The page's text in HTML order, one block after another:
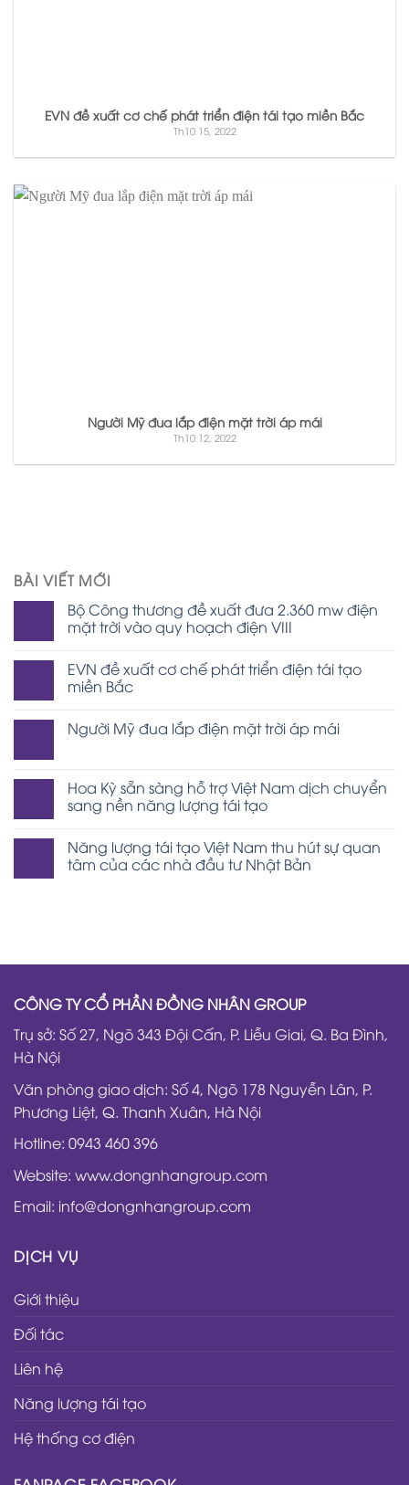
EVN đề xuất cơ chế phát triển điện tái tạo miền Bắc
Th10 15, 2022
Người Mỹ đua lắp điện mặt trời áp mái
Th10 12, 2022
BÀI VIẾT MỚI
Bộ Công thương đề xuất đưa 2.360 mw điện
mặt trời vào quy hoạch điện VIII
EVN đề xuất cơ chế phát triển điện tái tạo
miền Bắc
Người Mỹ đua lắp điện mặt trời áp mái
Hoa Kỳ sẵn sàng hỗ trợ Việt Nam dịch chuyển
sang nền năng lượng tái tạo
Năng lượng tái tạo Việt Nam thu hút sự quan
tâm của các nhà đầu tư Nhật Bản
CÔNG TY CỔ PHẦN ĐỒNG NHÂN GROUP
Trụ sở: Số 27, Ngõ 343 Đội Cấn, P. Liễu Giai, Q. Ba Đình,
Hà Nội
Văn phòng giao dịch: Số 4, Ngõ 178 Nguyễn Lân, P.
Phương Liệt, Q. Thanh Xuân, Hà Nội
Hotline: 0943 460 396
Website: www.dongnhangroup.com
Email: info@dongnhangroup.com
DỊCH VỤ
Giới thiệu
Đối tác
Liên hệ
Năng lượng tái tạo
Hệ thống cơ điện